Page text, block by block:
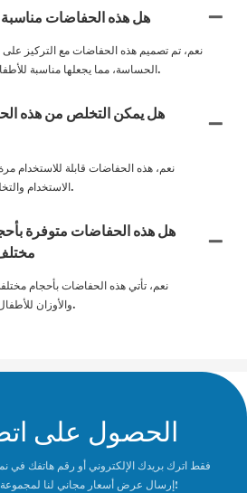
هل هذه الحفاضات
نعم، تم تصميم هذه الحفاضات مع التركيز
الحساسة، مما يجعلها مناسبة للأطفال ذوي البشرة الحساسة.
هل يمكن التخلص من هذه
نعم، هذه الحفاضات قابلة للاستخدام
الاستخدام والتخلص منها بعد كل استخدام.
هل هذه الحفاضات متوفرة
نعم، تأتي هذه الحفاضات بأحجام
والأوزان للأطفال الرضع والأطفال الصغار.
الحصول على
فقط اترك بريدك الإلكتروني أو رقم هاتفك في
إرسال عرض أسعار مجاني لنا لمجموعة واسعة من التصاميم!